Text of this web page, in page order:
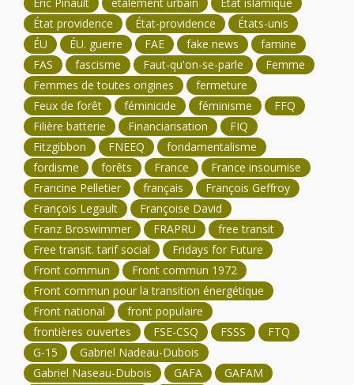
État providence
État-providence
États-unis
ÉU
ÉU. guerre FAE fake news
famine
FAS
fascisme Faut-qu'on-se-parle
Femme
Femmes de toutes origines
fermeture
Feux de forêt
féminicide féminisme
FFQ
Filière batterie
Financiarisation
FIQ
Fitzgibbon
FNEEQ
fondamentalisme
fordisme
forêts France
France insoumise
Francine Pelletier
français
François Geffroy
François Legault
Françoise David
Franz Broswimmer
FRAPRU
free transit
Free transit. tarif social
Fridays for Future
Front commun
Front commun 1972
Front commun pour la transition énergétique
Front national
front populaire
frontières ouvertes
FSE-CSQ FSSS
FTQ
G-15
Gabriel Nadeau-Dubois
Gabriel Naseau-Dubois
GAFA
GAFAM